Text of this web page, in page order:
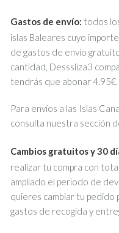
Gastos de envío: todos
islas Baleares cuyo
de gastos de envío
cantidad, Desssliza3
tendrás que abonar 4,95€.
Para envíos a las Islas
consulta nuestra sección
Cambios gratuitos y 30
realizar tu compra con
ampliado el periodo de
quieres cambiar tu
gastos de recogida y